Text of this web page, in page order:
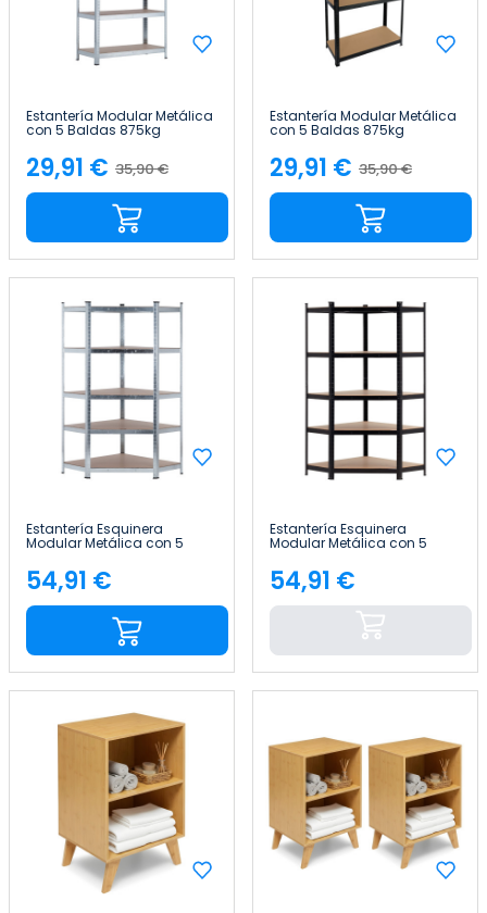
Estantería Modular Metálica
con 5 Baldas 875kg
90x40x180cm Thinia Home
Precio
base
35,90 €
Precio
29,91 €
Estantería Modular Metálica
con 5 Baldas 875kg
90x40x180cm Thinia Home
Precio
base
35,90 €
Precio
29,91 €
Estantería Esquinera
Modular Metálica con 5
Thinia Home
Precio
54,91 €
Estantería Esquinera
Modular Metálica con 5
Thinia Home
Precio
54,91 €